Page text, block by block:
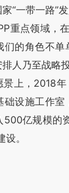
“一带一路”
重点领域，
们的角色不
人乃至战略
景上，2018
础设施工作
500亿规模的
。